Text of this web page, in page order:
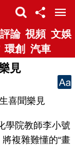
評論 視頻 文娛
環創 汽車
見
喜聞樂見
院教師李小號
複雜難懂的“畫